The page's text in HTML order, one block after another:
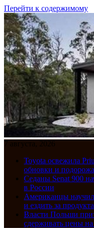
Перейти к содержимому
7 августа, 2026
Toyota освежила
обновки и
Седаны Senat 900
в России
Американцы
и ездить за
Власти Польши
сдерживать цены